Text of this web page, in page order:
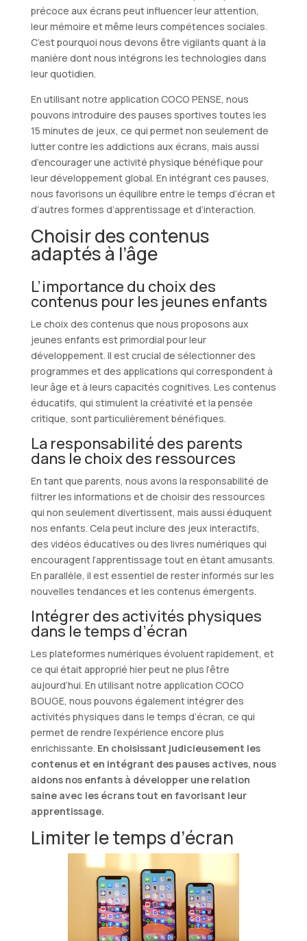
précoce aux écrans peut influencer leur attention,
leur mémoire et même leurs compétences sociales.
C’est pourquoi nous devons être vigilants quant à la
manière dont nous intégrons les technologies dans
leur quotidien.
En utilisant notre application COCO PENSE, nous
pouvons introduire des pauses sportives toutes les
15 minutes de jeux, ce qui permet non seulement de
lutter contre les addictions aux écrans, mais aussi
d’encourager une activité physique bénéfique pour
leur développement global. En intégrant ces pauses,
nous favorisons un équilibre entre le temps d’écran et
d’autres formes d’apprentissage et d’interaction.
Choisir des contenus
adaptés à l’âge
L’importance du choix des
contenus pour les jeunes enfants
Le choix des contenus que nous proposons aux
jeunes enfants est primordial pour leur
développement. Il est crucial de sélectionner des
programmes et des applications qui correspondent à
leur âge et à leurs capacités cognitives. Les contenus
éducatifs, qui stimulent la créativité et la pensée
critique, sont particulièrement bénéfiques.
La responsabilité des parents
dans le choix des ressources
En tant que parents, nous avons la responsabilité de
filtrer les informations et de choisir des ressources
qui non seulement divertissent, mais aussi éduquent
nos enfants. Cela peut inclure des jeux interactifs,
des vidéos éducatives ou des livres numériques qui
encouragent l’apprentissage tout en étant amusants.
En parallèle, il est essentiel de rester informés sur les
nouvelles tendances et les contenus émergents.
Intégrer des activités physiques
dans le temps d’écran
Les plateformes numériques évoluent rapidement, et
ce qui était approprié hier peut ne plus l’être
aujourd’hui. En utilisant notre application COCO
BOUGE, nous pouvons également intégrer des
activités physiques dans le temps d’écran, ce qui
permet de rendre l’expérience encore plus
enrichissante. En choisissant judicieusement les
contenus et en intégrant des pauses actives, nous
aidons nos enfants à développer une relation
saine avec les écrans tout en favorisant leur
apprentissage.
Limiter le temps d’écran